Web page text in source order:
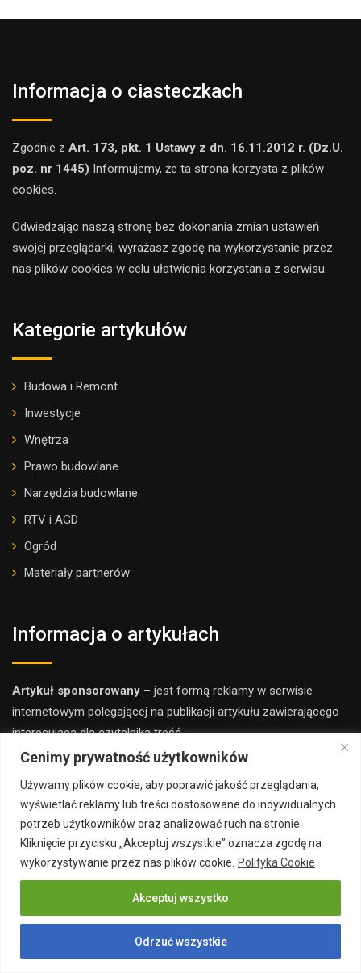
Cenimy prywatność użytkowników
Używamy plików cookie, aby poprawić jakość przeglądania,
wyświetlać reklamy lub treści dostosowane do indywidualnych
potrzeb użytkowników oraz analizować ruch na stronie.
Kliknięcie przycisku „Akceptuj wszystkie” oznacza zgodę na
wykorzystywanie przez nas plików cookie. Polityka Cookie
Odrzuć wszystkie
Akceptuj wszystko
Informacja o ciasteczkach
Zgodnie z Art. 173, pkt. 1 Ustawy z dn. 16.11.2012 r. (Dz.U.
poz. nr 1445) Informujemy, że ta strona korzysta z plików
cookies.
Odwiedzając naszą stronę bez dokonania zmian ustawień
swojej przeglądarki, wyrażasz zgodę na wykorzystanie przez
nas plików cookies w celu ułatwienia korzystania z serwisu.
Kategorie artykułów
Budowa i Remont
Inwestycje
Wnętrza
Prawo budowlane
Narzędzia budowlane
RTV i AGD
Ogród
Materiały partnerów
Informacja o artykułach
Artykuł sponsorowany – jest formą reklamy w serwisie
internetowym polegającej na publikacji artykułu zawierającego
interesującą dla czytelnika treść.
Od tradycyjnego artykułu odróżnia go umieszczenie linku do
strony promującej dany produkt lub usługę.
Chcesz poczytać więcej zapraszamy do innegoserwis
ogólnotematycznego
Czytelniku pamiętaj!